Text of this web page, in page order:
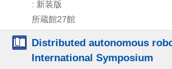
: 新装版
所蔵館27館
Distributed autonomous
International Symposium